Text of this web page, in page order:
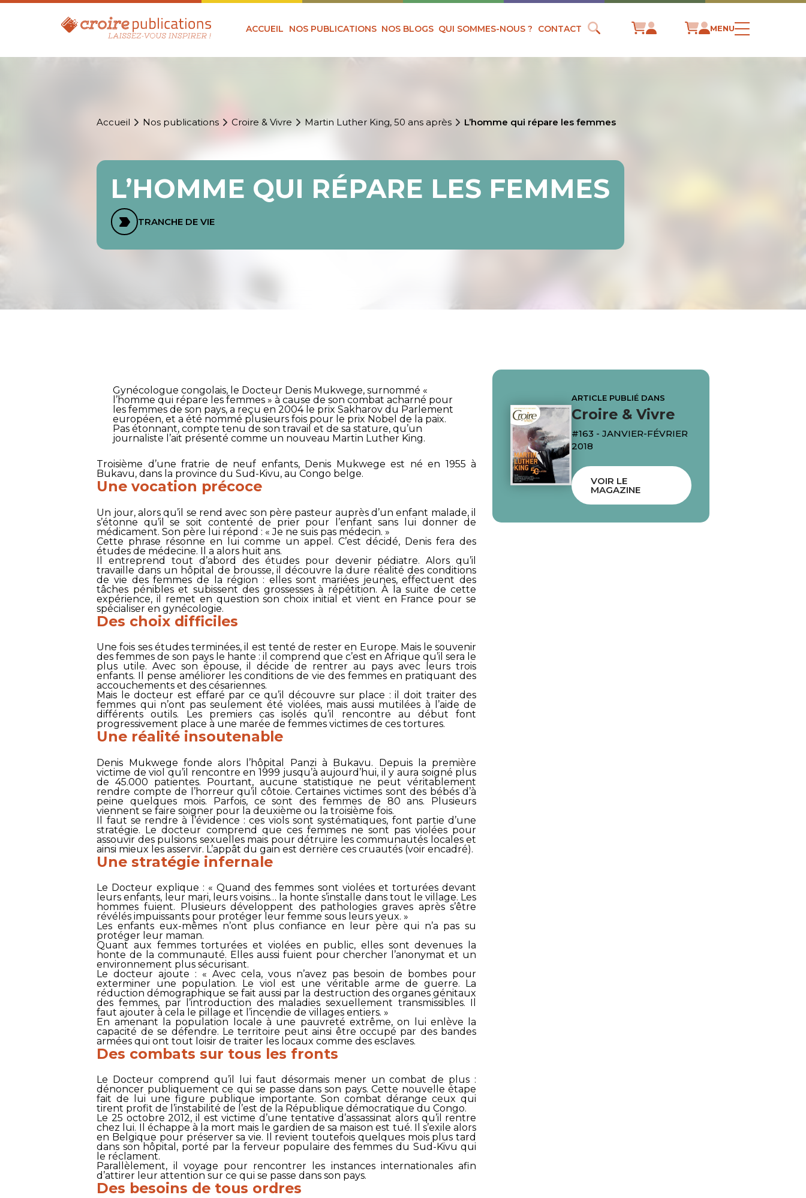
ACCUEIL NOS PUBLICATIONS NOS BLOGS QUI SOMMES-NOUS ? CONTACT MENU
Accueil Nos publications Croire & Vivre Martin Luther King, 50 ans après L’homme qui répare les femmes
L’HOMME QUI RÉPARE LES FEMMES
TRANCHE DE VIE
Gynécologue congolais, le Docteur Denis Mukwege, surnommé «
l’homme qui répare les femmes » à cause de son combat acharné pour
les femmes de son pays, a reçu en 2004 le prix Sakharov du Parlement
européen, et a été nommé plusieurs fois pour le prix Nobel de la paix.
Pas étonnant, compte tenu de son travail et de sa stature, qu’un
journaliste l’ait présenté comme un nouveau Martin Luther King.
Troisième d’une fratrie de neuf enfants, Denis Mukwege est né en 1955 à
Bukavu, dans la province du Sud-Kivu, au Congo belge.
Une vocation précoce
Un jour, alors qu’il se rend avec son père pasteur auprès d’un enfant malade, il
s’étonne qu’il se soit contenté de prier pour l’enfant sans lui donner de
médicament. Son père lui répond : « Je ne suis pas médecin. »
Cette phrase résonne en lui comme un appel. C’est décidé, Denis fera des
études de médecine. Il a alors huit ans.
Il entreprend tout d’abord des études pour devenir pédiatre. Alors qu’il
travaille dans un hôpital de brousse, il découvre la dure réalité des conditions
de vie des femmes de la région : elles sont mariées jeunes, effectuent des
tâches pénibles et subissent des grossesses à répétition. À la suite de cette
expérience, il remet en question son choix initial et vient en France pour se
spécialiser en gynécologie.
Des choix difficiles
Une fois ses études terminées, il est tenté de rester en Europe. Mais le souvenir
des femmes de son pays le hante : il comprend que c’est en Afrique qu’il sera le
plus utile. Avec son épouse, il décide de rentrer au pays avec leurs trois
enfants. Il pense améliorer les conditions de vie des femmes en pratiquant des
accouchements et des césariennes.
Mais le docteur est effaré par ce qu’il découvre sur place : il doit traiter des
femmes qui n’ont pas seulement été violées, mais aussi mutilées à l’aide de
différents outils. Les premiers cas isolés qu’il rencontre au début font
progressivement place à une marée de femmes victimes de ces tortures.
Une réalité insoutenable
Denis Mukwege fonde alors l’hôpital Panzi à Bukavu. Depuis la première
victime de viol qu’il rencontre en 1999 jusqu’à aujourd’hui, il y aura soigné plus
de 45.000 patientes. Pourtant, aucune statistique ne peut véritablement
rendre compte de l’horreur qu’il côtoie. Certaines victimes sont des bébés d’à
peine quelques mois. Parfois, ce sont des femmes de 80 ans. Plusieurs
viennent se faire soigner pour la deuxième ou la troisième fois.
Il faut se rendre à l’évidence : ces viols sont systématiques, font partie d’une
stratégie. Le docteur comprend que ces femmes ne sont pas violées pour
assouvir des pulsions sexuelles mais pour détruire les communautés locales et
ainsi mieux les asservir. L’appât du gain est derrière ces cruautés (voir encadré).
Une stratégie infernale
Le Docteur explique : « Quand des femmes sont violées et torturées devant
leurs enfants, leur mari, leurs voisins… la honte s’installe dans tout le village. Les
hommes fuient. Plusieurs développent des pathologies graves après s’être
révélés impuissants pour protéger leur femme sous leurs yeux. »
Les enfants eux-mêmes n’ont plus confiance en leur père qui n’a pas su
protéger leur maman.
Quant aux femmes torturées et violées en public, elles sont devenues la
honte de la communauté. Elles aussi fuient pour chercher l’anonymat et un
environnement plus sécurisant.
Le docteur ajoute : « Avec cela, vous n’avez pas besoin de bombes pour
exterminer une population. Le viol est une véritable arme de guerre. La
réduction démographique se fait aussi par la destruction des organes génitaux
des femmes, par l’introduction des maladies sexuellement transmissibles. Il
faut ajouter à cela le pillage et l’incendie de villages entiers. »
En amenant la population locale à une pauvreté extrême, on lui enlève la
capacité de se défendre. Le territoire peut ainsi être occupé par des bandes
armées qui ont tout loisir de traiter les locaux comme des esclaves.
Des combats sur tous les fronts
Le Docteur comprend qu’il lui faut désormais mener un combat de plus :
dénoncer publiquement ce qui se passe dans son pays. Cette nouvelle étape
fait de lui une figure publique importante. Son combat dérange ceux qui
tirent profit de l’instabilité de l’est de la République démocratique du Congo.
Le 25 octobre 2012, il est victime d’une tentative d’assassinat alors qu’il rentre
chez lui. Il échappe à la mort mais le gardien de sa maison est tué. Il s’exile alors
en Belgique pour préserver sa vie. Il revient toutefois quelques mois plus tard
dans son hôpital, porté par la ferveur populaire des femmes du Sud-Kivu qui
le réclament.
Parallèlement, il voyage pour rencontrer les instances internationales afin
d’attirer leur attention sur ce qui se passe dans son pays.
Des besoins de tous ordres
ARTICLE PUBLIÉ DANS
Croire & Vivre
#163 - JANVIER-FÉVRIER
2018
VOIR LE
MAGAZINE